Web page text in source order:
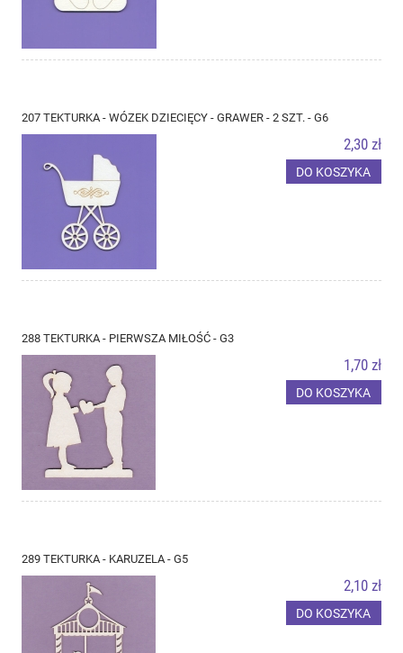
207 TEKTURKA - WÓZEK DZIECIĘCY - GRAWER - 2 SZT. - G6
2,30 zł
DO KOSZYKA
288 TEKTURKA - PIERWSZA MIŁOŚĆ - G3
1,70 zł
DO KOSZYKA
289 TEKTURKA - KARUZELA - G5
2,10 zł
DO KOSZYKA